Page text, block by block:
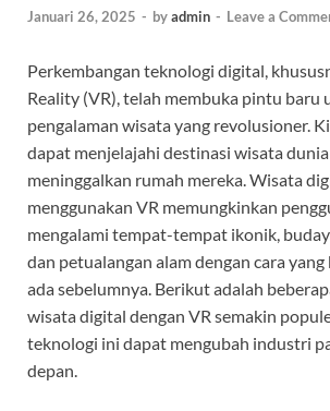
Januari 26, 2025 - byadmin - Leave a
Perkembangan teknologi digital,
Reality (VR), telah membuka pintu baru
pengalaman wisata yang revolusioner.
dapat menjelajahi destinasi wisata
meninggalkan rumah mereka. Wisata
menggunakan VR memungkinkan
mengalami tempat-tempat ikonik,
dan petualangan alam dengan cara
ada sebelumnya. Berikut adalah
wisata digital dengan VR semakin
teknologi ini dapat mengubah industri
depan.